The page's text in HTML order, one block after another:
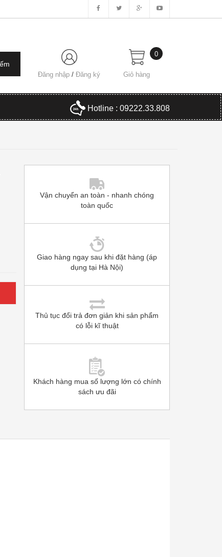
Đăng nhập /Đăng ký Giỏ hàng
0
Hotline : 09222.33.808
Vận chuyển an toàn - nhanh chóng
toàn quốc
Giao hàng ngay sau khi đặt hàng (áp
dụng tại Hà Nội)
Thủ tục đổi trả đơn giản khi sản phẩm
có lỗi kĩ thuật
Khách hàng mua số lượng lớn có chính
sách ưu đãi